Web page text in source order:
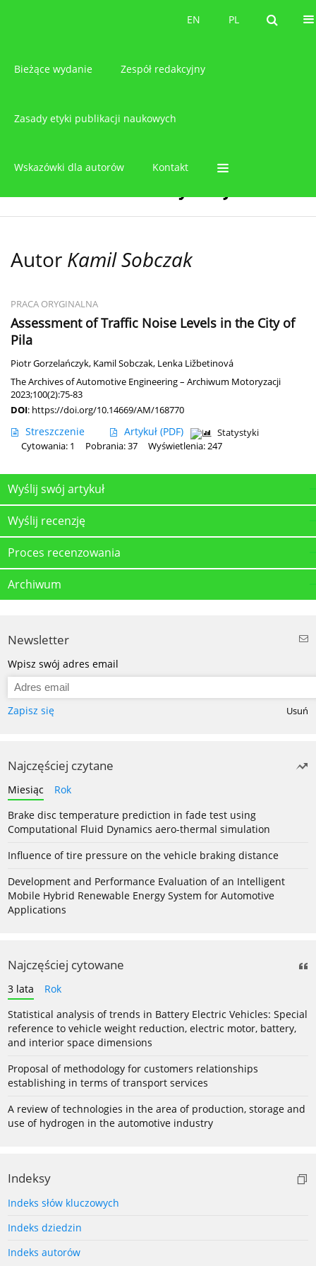
PL
EN PL
EN
Bieżące wydanie Zespół redakcyjny
Zasady etyki publikacji naukowych
Wskazówki dla autorów Kontakt
Autor Kamil Sobczak
PRACA ORYGINALNA
Assessment of Traffic Noise Levels in the City of
Pila
Piotr Gorzelańczyk, Kamil Sobczak, Lenka Ližbetinová
The Archives of Automotive Engineering – Archiwum Motoryzacji
2023;100(2):75-83
DOI: https://doi.org/10.14669/AM/168770
Streszczenie Artykuł (PDF)
Statystyki
Cytowania: 1
Pobrania: 37 Wyświetlenia: 247
Wyślij swój artykuł
Wyślij recenzję
Proces recenzowania
Archiwum
Newsletter
Wpisz swój adres email
Zapisz się Usuń
Najczęściej czytane
Miesiąc
Rok
Brake disc temperature prediction in fade test using
Computational Fluid Dynamics aero-thermal simulation
Influence of tire pressure on the vehicle braking distance
Development and Performance Evaluation of an Intelligent
Mobile Hybrid Renewable Energy System for Automotive
Applications
Najczęściej cytowane
3 lata
Rok
Statistical analysis of trends in Battery Electric Vehicles: Special
reference to vehicle weight reduction, electric motor, battery,
and interior space dimensions
Proposal of methodology for customers relationships
establishing in terms of transport services
A review of technologies in the area of production, storage and
use of hydrogen in the automotive industry
Indeksy
Indeks słów kluczowych
Indeks dziedzin
Indeks autorów